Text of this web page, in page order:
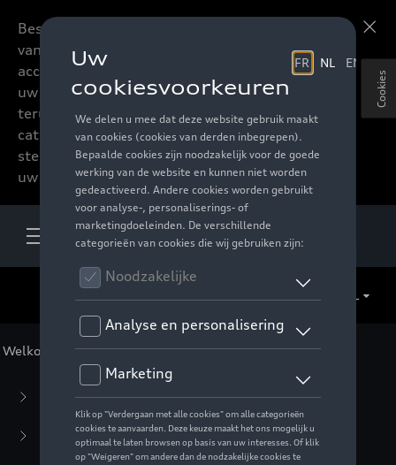
Beste accessoires-lovers,
vanaf nu kan u het hele
accessoire assortiment van
uw favoriete merk
terugvinden in de online
catalogus. Deze kunnen
steeds besteld worden via
uw verdeler.
Welkom Voor u >Motorsport Collectie > Kleding
Business Collectie(59)
Casual Collectie(57)
Cookies